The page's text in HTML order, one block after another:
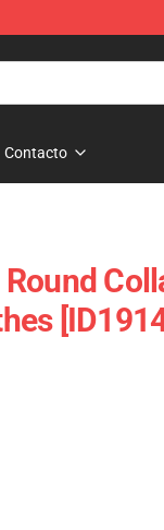
Contacto